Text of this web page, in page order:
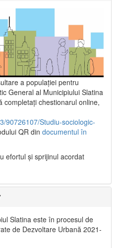
a populaţiei pentru
General al Municipiului Slatina
completați chestionarul online,
90726107/Studiu-sociologic-
QR din documentul în
efortul şi sprijinul acordat
Slatina este în procesul de
de Dezvoltare Urbană 2021‐